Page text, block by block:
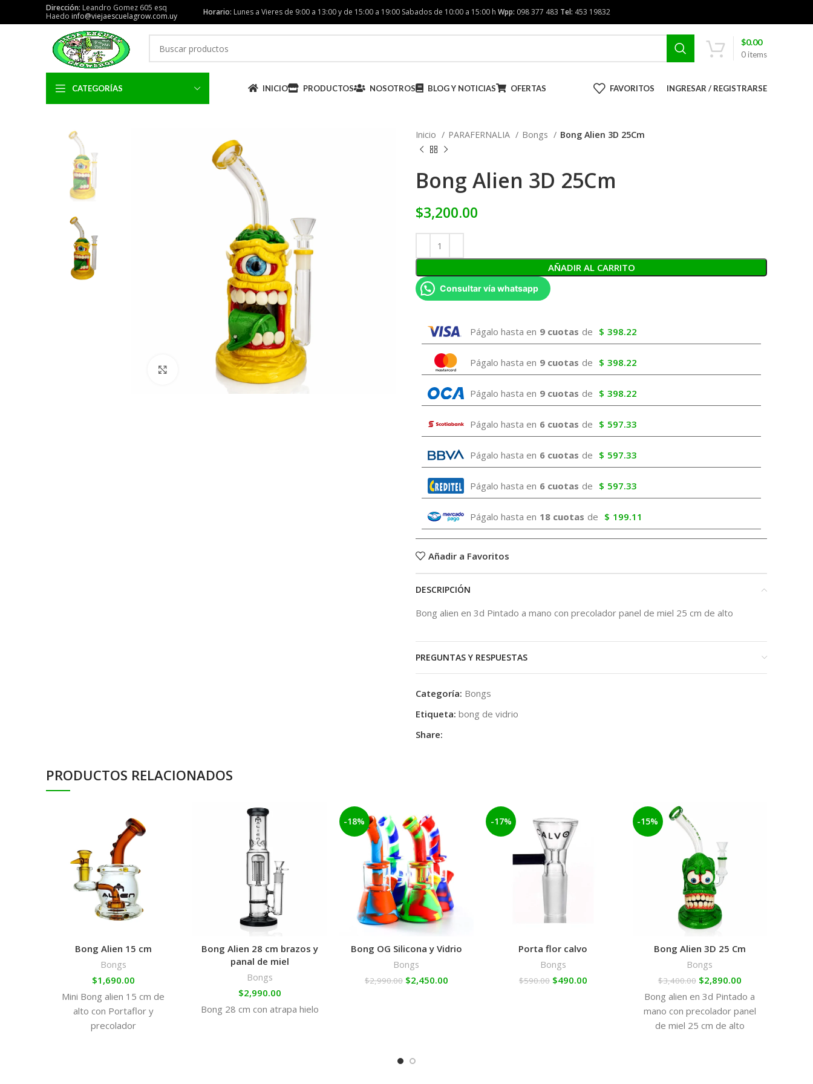
Dirección: Leandro Gomez 605 esq
Haedo info@viejaescuelagrow.com.uy Horario: Lunes a Vieres de 9:00 a 13:00 y de 15:00 a 19:00 Sabados de 10:00 a 15:00 h Wpp: 098 377 483 Tel: 453 19832
0items
$0.00
CATEGORÍAS INICIO PRODUCTOS NOSOTROS BLOG Y NOTICIAS OFERTAS FAVORITOS INGRESAR / REGISTRARSE
Click to enlarge
Inicio PARAFERNALIA Bongs Bong Alien 3D 25Cm
Bong Alien 3D 25Cm
$3,200.00
AÑADIR AL CARRITO
Consultar vía whatsapp
Págalo hasta en 9 cuotas de $ 398.22
Págalo hasta en 9 cuotas de $ 398.22
Págalo hasta en 9 cuotas de $ 398.22
Págalo hasta en 6 cuotas de $ 597.33
Págalo hasta en 6 cuotas de $ 597.33
Págalo hasta en 6 cuotas de $ 597.33
Págalo hasta en 18 cuotas de $ 199.11
Añadir a Favoritos
DESCRIPCIÓN
Bong alien en 3d Pintado a mano con precolador panel de miel 25 cm de alto
PREGUNTAS Y RESPUESTAS
Categoría: Bongs
Etiqueta: bong de vidrio
Share:
PRODUCTOS RELACIONADOS
Bong Alien 15 cm
Bongs
$1,690.00
Mini Bong alien 15 cm de
alto con Portaflor y
precolador
Bong Alien 28 cm brazos y
panal de miel
Bongs
$2,990.00
Bong 28 cm con atrapa hielo
-18%
Bong OG Silicona y Vidrio
Bongs
$2,990.00 $2,450.00
-17%
Porta flor calvo
Bongs
$590.00 $490.00
-15%
Bong Alien 3D 25 Cm
Bongs
$3,400.00 $2,890.00
Bong alien en 3d Pintado a
mano con precolador panel
de miel 25 cm de alto